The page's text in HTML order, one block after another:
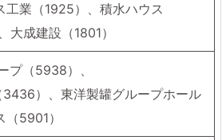
工業（1925）、積水ハウス
大成建設（1801）
プ（5938）、
3436）、東洋製罐グループホール
5901）